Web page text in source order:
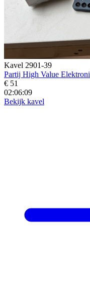
Kavel 2901-39
Partij High Value
€ 51
02:06:07
Bekijk kavel